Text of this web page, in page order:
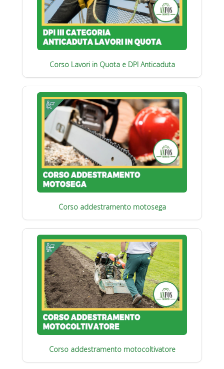
Corso Lavori in Quota e DPI Anticaduta
Corso addestramento motosega
Corso addestramento motocoltivatore